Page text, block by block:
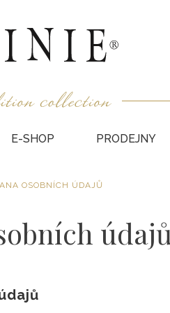
E-SHOP
VESTY
PRODEJNY
OSOBNÍCH ÚDAJŮ
údajů